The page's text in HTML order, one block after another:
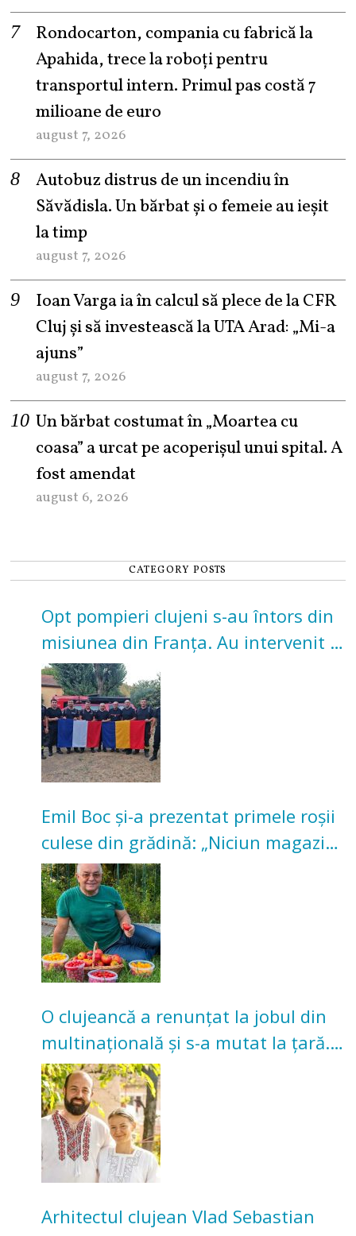
Rondocarton, compania cu fabrică la
Apahida, trece la roboți pentru
transportul intern. Primul pas costă 7
milioane de euro
august 7, 2026
Autobuz distrus de un incendiu în
Săvădisla. Un bărbat și o femeie au ieșit
la timp
august 7, 2026
Ioan Varga ia în calcul să plece de la CFR
Cluj și să investească la UTA Arad: „Mi-a
ajuns”
august 7, 2026
Un bărbat costumat în „Moartea cu
coasa” a urcat pe acoperișul unui spital. A
fost amendat
august 6, 2026
CATEGORY POSTS
Opt pompieri clujeni s-au întors din
misiunea din Franța. Au intervenit la
incendii de vegetație și pădure
Emil Boc și-a prezentat primele roșii
culese din grădină: „Niciun magazin
nu poate oferi această satisfacție”
O clujeancă a renunțat la jobul din
multinațională și s-a mutat la țară.
Acum cultivă legume în grădina
bunicilor
Arhitectul clujean Vlad Sebastian